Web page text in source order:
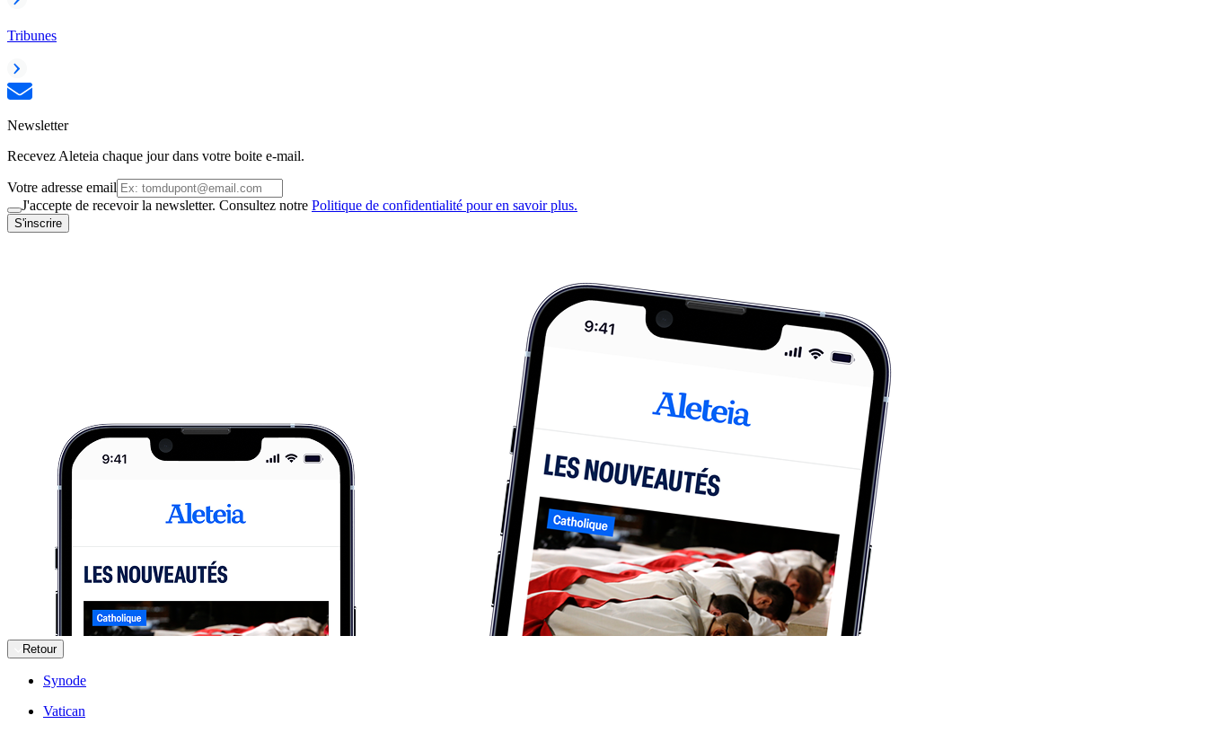
Tribunes
Newsletter
Recevez Aleteia chaque jour dans votre boite e-mail.
Votre adresse email
J'accepte de recevoir la newsletter. Consultez notre Politique de confidentialité pour en savoir plus.
S'inscrire
Retour
Synode
Vatican